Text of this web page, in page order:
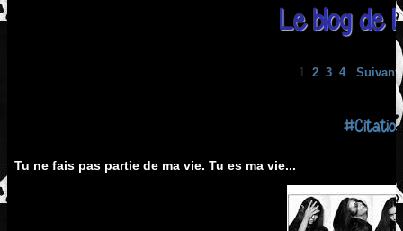
Le blog de
1 2 3 4 Suivant
#Citation
Tu ne fais pas partie de ma vie. Tu es ma vie...